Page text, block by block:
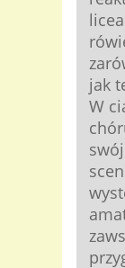
jak
W